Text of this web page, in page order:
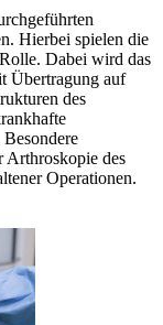
Hierbei spielen die
Dabei wird das
Übertragung auf
des
Arthroskopie des
Operationen.